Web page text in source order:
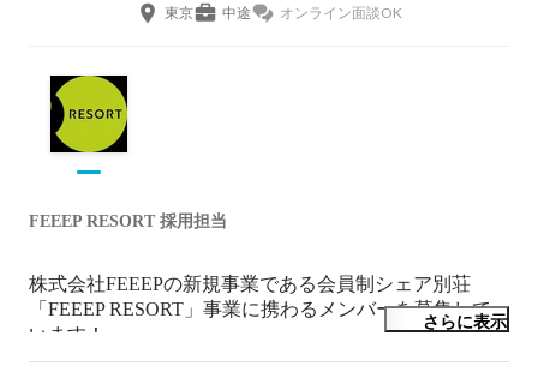
東京 中途 オンライン面談OK
FEEEP RESORT 採用担当
株式会社FEEEPの新規事業である会員制シェア別荘
「FEEEP RESORT」事業に携わるメンバーを募集して
います！
さらに表示